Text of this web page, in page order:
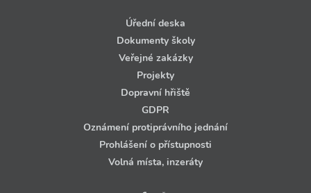
Úřední deska
Dokumenty školy
Veřejné zakázky
Projekty
Dopravní hřiště
GDPR
Oznámení protiprávního jednání
Prohlášení o přístupnosti
Volná místa, inzeráty